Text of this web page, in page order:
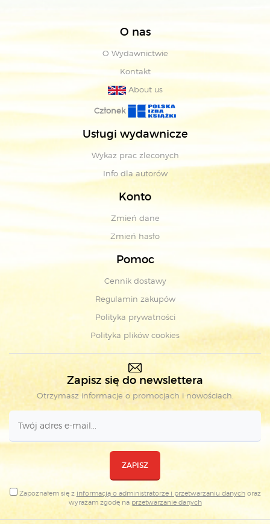
O nas
O Wydawnictwie
Kontakt
About us
Członek
Usługi wydawnicze
Wykaz prac zleconych
Info dla autorów
Konto
Zmień dane
Zmień hasło
Pomoc
Cennik dostawy
Regulamin zakupów
Polityka prywatności
Polityka plików cookies
Zapisz się do newslettera
Otrzymasz informacje o promocjach i nowościach.
ZAPISZ
Zapoznałem się z informacją o administratorze i przetwarzaniu danychoraz
wyrażam zgodę naprzetwarzanie danych